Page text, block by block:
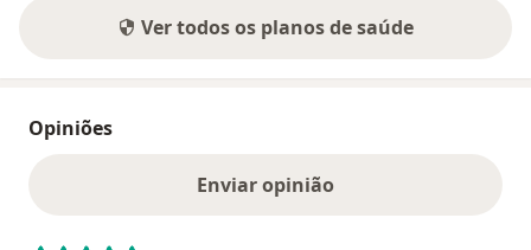
Ver todos os planos de saúde
Opiniões
Enviar opinião